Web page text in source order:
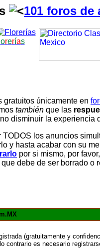
101 foros
orerías
gratuitos únicamente en
también que las
disminuir la
los anuncios
y hasta acabar con su
por si mismo, por
debe de ser borrado o
(gratuitamente y
contrario es necesario